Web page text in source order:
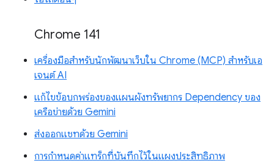
Chrome 141
เครื่องมือสำหรับนักพัฒนาเว็บใน Chrome (MCP) สำหรับเอ
เจนต์ AI
แก้ไขข้อบกพร่องของแผนผังทรัพยากร Dependency ของ
เครือข่ายด้วย Gemini
ส่งออกแชทด้วย Gemini
การกำหนดค่าแทร็กที่บันทึกไว้ในแผงประสิทธิภาพ